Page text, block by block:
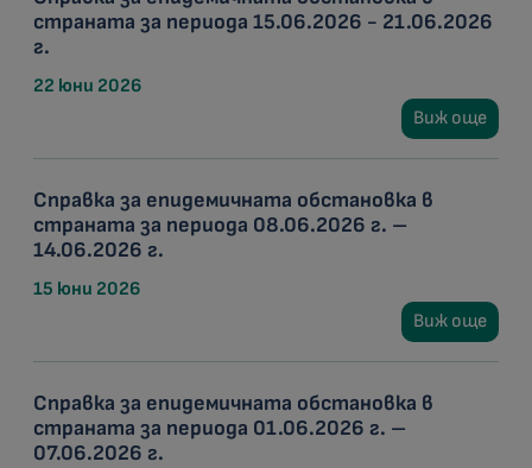
страната за периода 15.06.2026 - 21.06.2026
г.
22 юни 2026
Виж още
Справка за епидемичната обстановка в
страната за периода 08.06.2026 г. –
14.06.2026 г.
15 юни 2026
Виж още
Справка за епидемичната обстановка в
страната за периода 01.06.2026 г. –
07.06.2026 г.